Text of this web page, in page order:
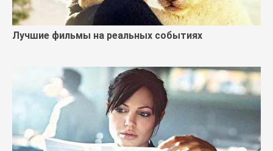
Лучшие фильмы на реальных событиях